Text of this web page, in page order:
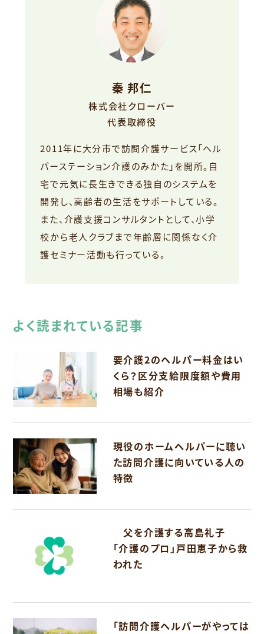
秦 邦仁
株式会社クローバー
代表取締役
2011年に大分市で訪問介護サービス「ヘル
パーステーション介護のみかた」を開所。自
宅で元気に長生きできる独自のシステムを
開発し、高齢者の生活をサポートしている。
また、介護支援コンサルタントとして、小学
校から老人クラブまで年齢層に関係なく介
護セミナー活動も行っている。
よく読まれている記事
要介護2のヘルパー料金はい
くら？区分支給限度額や費用
相場も紹介
現役のホームヘルパーに聴い
た訪問介護に向いている人の
特徴
父を介護する高島礼子
「介護のプロ」戸田恵子から救
われた
「訪問介護ヘルパーがやっては